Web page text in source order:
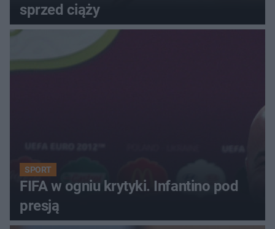
sprzed ciąży
SPORT
FIFA w ogniu krytyki. Infantino pod
presją